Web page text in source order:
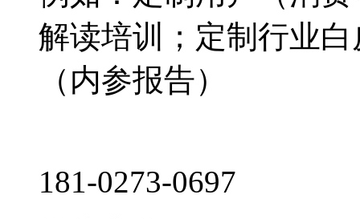
解读培训；定制行业
（内参报告）
181-0273-0697